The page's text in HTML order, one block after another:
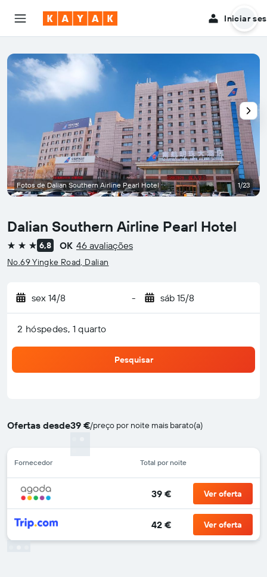
Iniciar
Dalian Southern Airline Pearl Hotel
3 estrelas6,8 OK 46 avaliações
No.69 Yingke Road, Dalian
sex 14/8 - sáb 15/8
2 hóspedes, 1 quarto
Pesquisar
Ofertas desde39 €/preço por noite mais barato(a)
Fornecedor Total por noite
39 € Ver oferta
42 € Ver oferta
Fotos de Dalian Southern Airline Pearl Hotel 1/23